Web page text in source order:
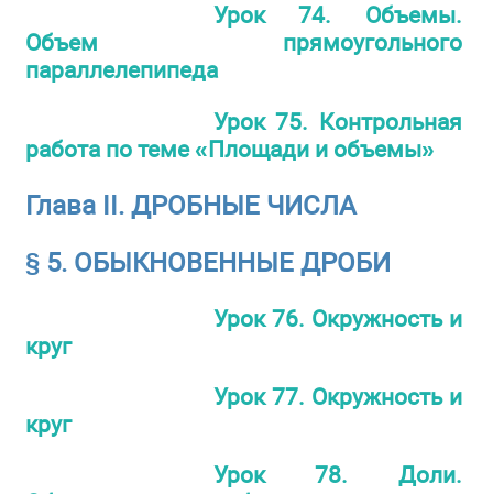
Урок 74. Объемы.
Объем прямоугольного
параллелепипеда
Урок 75. Контрольная
работа по теме «Площади и объемы»
Глава II. ДРОБНЫЕ ЧИСЛА
§ 5. ОБЫКНОВЕННЫЕ ДРОБИ
Урок 76. Окружность и
круг
Урок 77. Окружность и
круг
Урок 78. Доли.